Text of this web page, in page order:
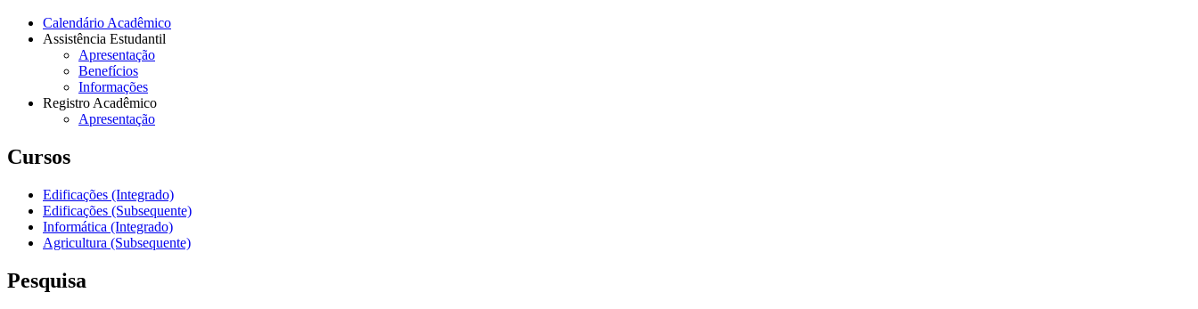
Calendário Acadêmico
Assistência Estudantil
Apresentação
Benefícios
Informações
Registro Acadêmico
Apresentação
Cursos
Edificações (Integrado)
Edificações (Subsequente)
Informática (Integrado)
Agricultura (Subsequente)
Pesquisa